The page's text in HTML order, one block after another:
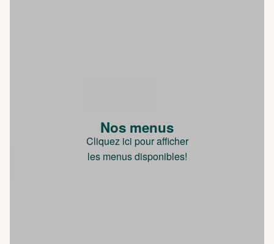
Nos menus
Cliquez ici pour afficher
les menus disponibles!